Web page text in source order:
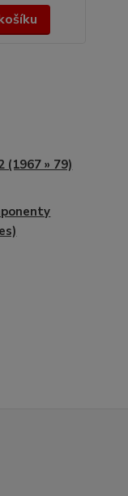
(1967 » 79)